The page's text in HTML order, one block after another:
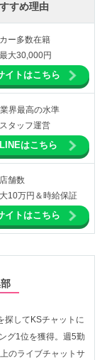
すめ理由
ー多数在籍
大30,000円
イトはこちら
界最高の水準
タッフ運営
はこちら
舗数
10万円＆時給保証
イトはこちら
探してKSチャットに
グ1位を獲得。週5勤
のライブチャットサ